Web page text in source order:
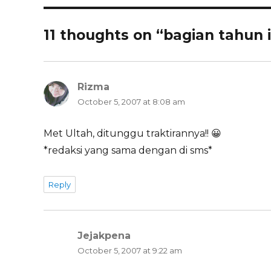
11 thoughts on “bagian tahun
Rizma
October 5, 2007 at 8:08 am
Met Ultah, ditunggu traktirannya!! 😀
*redaksi yang sama dengan di sms*
Reply
Jejakpena
October 5, 2007 at 9:22 am